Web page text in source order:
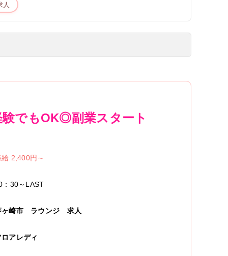
人
でもOK◎副業スタート
給 2,400円～
：30～LAST
ヶ崎市 ラウンジ 求人
ロアレディ